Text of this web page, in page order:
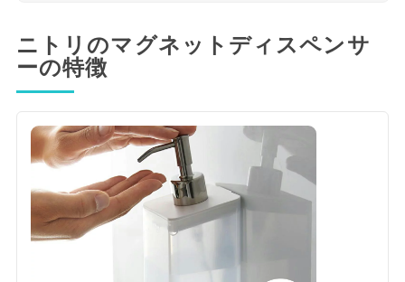
ニトリのマグネットディスペンサ
ーの特徴